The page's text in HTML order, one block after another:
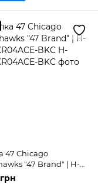
47 Chicago
"47 Brand" | H-
BKC